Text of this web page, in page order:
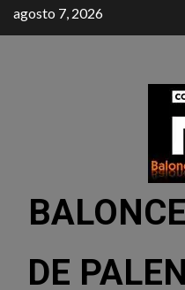
agosto 7, 2026
DE